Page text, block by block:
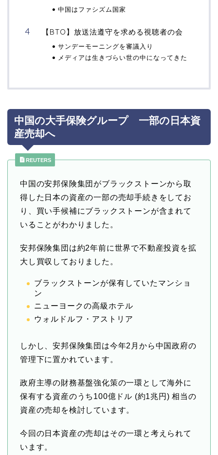
中国はファシズム国家
【BTO】放送法遵守を求める視聴者の会
サンデーモーニングを審議入り
メディアは生きづらい世の中になってきた
中国の大手保険グループ 一部の日本資
産売却へ
REUTERS
中国の安邦保険集団がブラックストーンから取
得した日本の資産の一部の売却手続きをしてお
り、買い手候補にブラックストーンが含まれて
いることがわかりました。
安邦保険集団は約2年前に世界で不動産投資を拡
大し買収しておりました。
ブラックストーンが保有していたマンショ
ン
ニューヨークの高級ホテル
ウォルドルフ・アストリア
しかし、安邦保険集団は今年2月から中国政府の
管理下に置かれています。
政府主導の財務基盤強化策の一環として海外に
保有する資産のうち100億ドル (約1兆円) 相当の
資産の売却を検討しています。
今回の日本資産の売却はその一環と考えられて
います。